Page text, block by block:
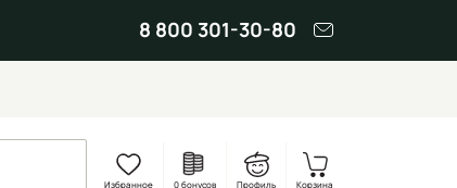
8 800 301-30-80
Избранное 0 бонусов Профиль Корзина